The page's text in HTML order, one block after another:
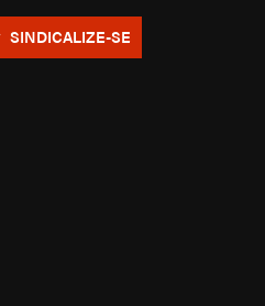
SINDICALIZE-SE